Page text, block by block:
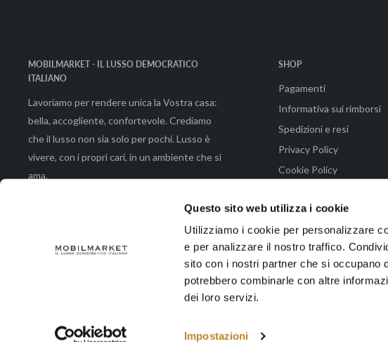
Questo sito web utilizza i cookie
Utilizziamo i cookie per personalizzare
e per analizzare il nostro traffico.
sito con i nostri partner che si occupano
potrebbero combinarle con altre
dei loro servizi.
Impostazioni
MOBILMARKET - IL LUSSO DEMOCRATICO
ITALIANO
Lavoriamo per rendere unica la Vostra casa:
bella, accogliente, confortevole. Crediamo
che il lusso non sia solo per pochi. Lusso è
vivere, con i propri cari, in un ambiente che si
ama.
SHOP
Pagamenti
Informativa sui rimborsi
Spedizioni e resi
Privacy Policy
Cookie Policy
© 2026 Mobilmarket di Emmeemme Spa |Via Brunetto Latini 48 - 50133 Firenze (FI) | P.IVA